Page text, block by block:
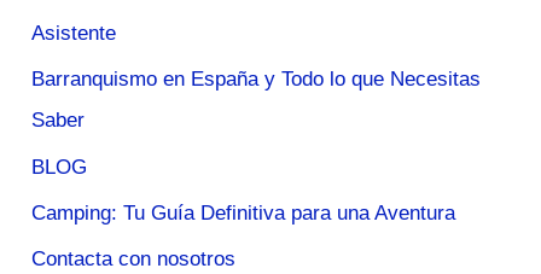
Asistente
Barranquismo en España y Todo lo que Necesitas
Saber
BLOG
Camping: Tu Guía Definitiva para una Aventura
Contacta con nosotros